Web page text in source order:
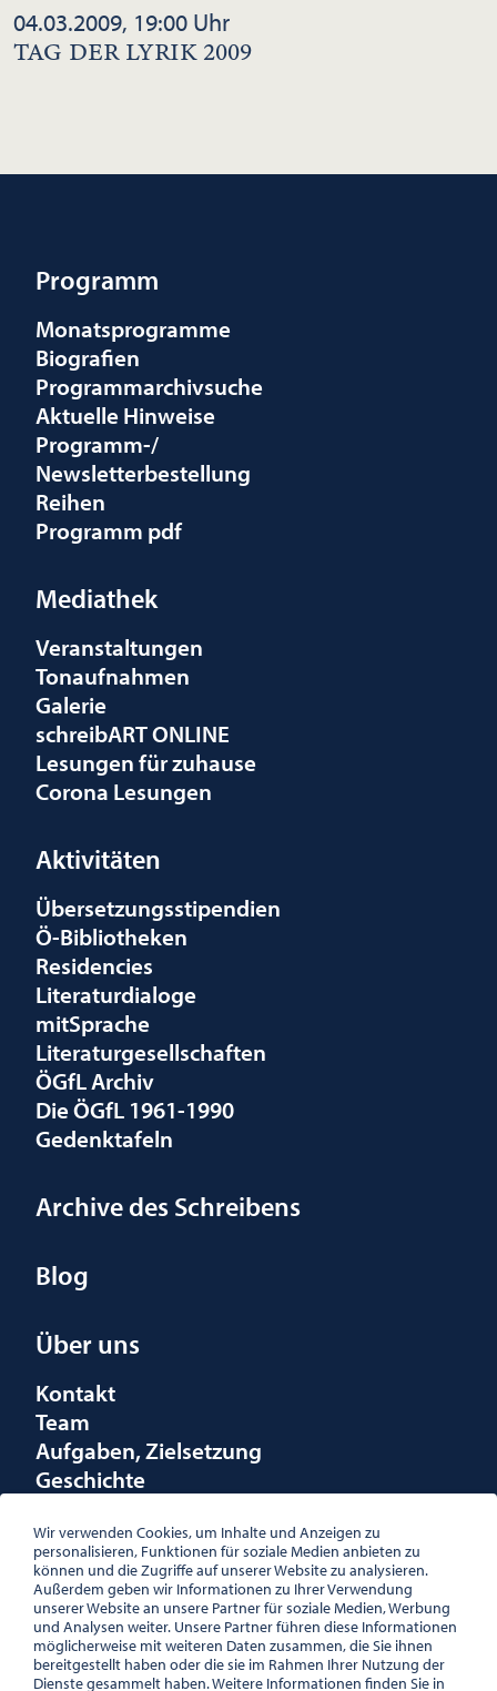
04.03.2009, 19:00 Uhr
TAG DER LYRIK 2009
Programm
Monatsprogramme
Biografien
Programmarchivsuche
Aktuelle Hinweise
Programm-/
Newsletterbestellung
Reihen
Programm pdf
Mediathek
Veranstaltungen
Tonaufnahmen
Galerie
schreibART ONLINE
Lesungen für zuhause
Corona Lesungen
Aktivitäten
Übersetzungsstipendien
Ö-Bibliotheken
Residencies
Literaturdialoge
mitSprache
Literaturgesellschaften
ÖGfL Archiv
Die ÖGfL 1961-1990
Gedenktafeln
Archive des Schreibens
Blog
Über uns
Kontakt
Team
Aufgaben, Zielsetzung
Geschichte
Förderungen
Logo
ÖSTERREICHISCHE
Wir verwenden Cookies, um Inhalte und Anzeigen zu
personalisieren, Funktionen für soziale Medien anbieten zu
können und die Zugriffe auf unserer Website zu analysieren.
Außerdem geben wir Informationen zu Ihrer Verwendung
unserer Website an unsere Partner für soziale Medien, Werbung
und Analysen weiter. Unsere Partner führen diese Informationen
möglicherweise mit weiteren Daten zusammen, die Sie ihnen
bereitgestellt haben oder die sie im Rahmen Ihrer Nutzung der
Dienste gesammelt haben. Weitere Informationen finden Sie in